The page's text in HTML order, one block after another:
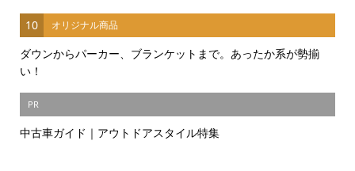
10 オリジナル商品
ダウンからパーカー、ブランケットまで。あったか系が勢揃
い！
PR
中古車ガイド｜アウトドアスタイル特集